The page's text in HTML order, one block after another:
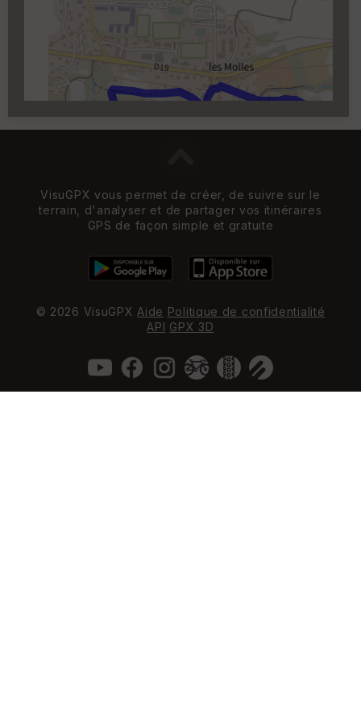
Carroyage UTM
(1km à partir du niveau de
VisuGPX vous permet de créer, de suivre sur le
terrain, d'analyser et de partager vos itinéraires
GPS de façon simple et gratuite
© 2026 VisuGPX Aide Politique de confidentialité
API GPX 3D